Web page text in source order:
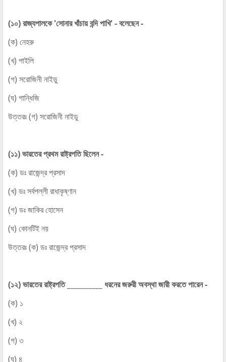
(১০) রাজ্যপালকে 'সোনার খাঁচায় বন্দি পাখি' - বলেছেন -
(ক) নেহরু
(খ) পাইলি
(গ) সরোজিনী নাইডু
(ঘ) গান্ধিজি
উত্তরঃ (গ) সরোজিনী নাইডু
(১১) ভারতের প্রথম রাষ্ট্রপতি ছিলেন -
(ক) ডঃ রাজেন্দ্র প্রসাদ
(খ) ডঃ সর্বপল্লী রাধাকৃষ্ণান
(গ) ডঃ জাকির হোসেন
(ঘ) কোনটিই নয়
উত্তরঃ (ক) ডঃ রাজেন্দ্র প্রসাদ
(১২) ভারতের রাষ্ট্রপতি __________ ধরনের জরুরী অবস্থা জারী করতে পারেন -
(ক) ১
(খ) ২
(গ) ৩
(ঘ) ৪